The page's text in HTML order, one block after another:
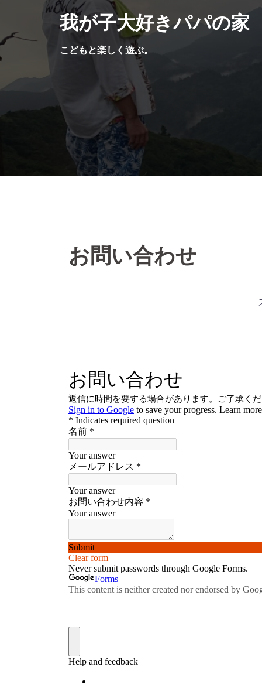
テ
ン
我が子大好きパパの家
こどもと楽しく遊ぶ。
お問い合わせ